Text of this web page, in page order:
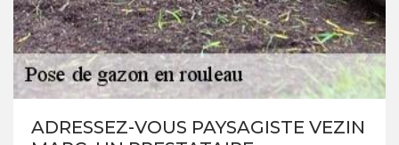
ADRESSEZ-VOUS PAYSAGISTE VEZIN